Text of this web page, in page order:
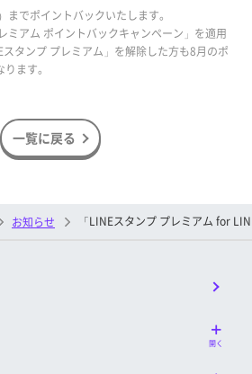
でポイントバックいたします。
ミアム ポイントバックキャンペーン」を適用
タンプ プレミアム」を解除した方も8月のポ
ます。
一覧に戻る
お知らせ 「LINEスタンプ プレミアム for
開く